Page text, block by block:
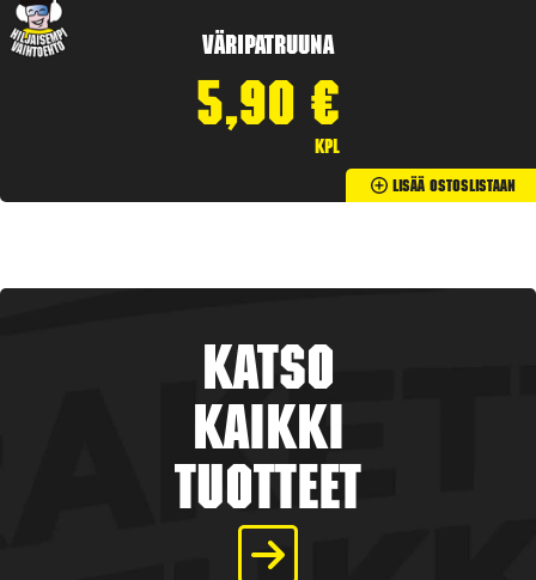
Väripatruuna
5,90 €
kpl
Lisää Ostoslistaan
Katso
kaikki
tuotteet